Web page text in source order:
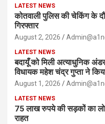
LATEST NEWS
कोतवाली पुलिस की चेकिंग के
गिरफ्तार
August 2, 2026
LATEST NEWS
बदायूँ को मिली अत्याधुनिक
विधायक महेश चंद्र गुप्ता ने
August 1, 2026
LATEST NEWS
75 लाख रुपये की सड़कों का
राहत